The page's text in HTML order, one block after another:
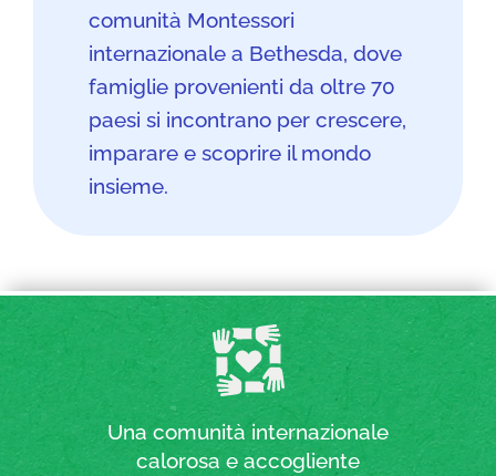
comunità Montessori
internazionale a Bethesda, dove
famiglie provenienti da oltre 70
paesi si incontrano per crescere,
imparare e scoprire il mondo
insieme.
Una comunità internazionale
calorosa e accogliente